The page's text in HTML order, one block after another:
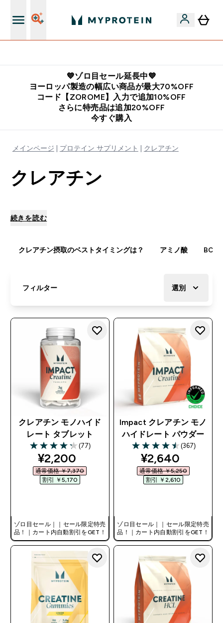
💙ゾロ目セール延長中💙
ヨーロッパ製造の幅広い商品が最大70%OFF
コード【ZOROME】入力で追加10%OFF
さらに特売品は追加20%OFF
今すぐ購入
メインページ プロテイン サプリメント クレアチン
クレアチン
続きを読む
クレアチン摂取のベストタイミングは？ アミノ酸 BCAA
フィルター 選別
クレアチン モノハイド
レート タブレット
4.23 out of 5 stars
(77)
discounted price
¥2,200‎
通常価格 ￥7,370‎
割引 ￥5,170‎
ゾロ目セール｜｜セール限定特売
品！｜カート内自動割引をGET！
Impact クレアチン モノ
ハイドレート パウダー
4.48 out of 5 stars
(367)
discounted
¥2,640‎
通常価格 ￥5,250‎
割引 ￥2,610‎
ゾロ目セール｜｜セール限定特売
品！｜カート内自動割引をGET！